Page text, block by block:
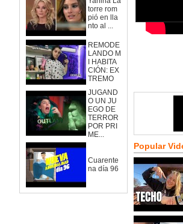
torre rom
pió en lla
nto al ...
REMODE
LANDO M
I HABITA
CIÓN: EX
TREMO
JUGAND
O UN JU
EGO DE
TERROR
POR PRI
ME...
Cuarente
na día 96
Popular